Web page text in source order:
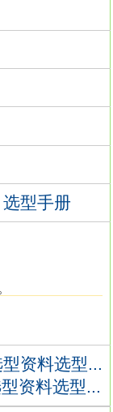
型手册
以为机器
和2NC的
3接点型
资料选型...
资料选型...